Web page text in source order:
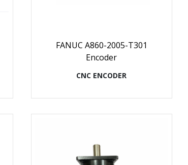
FANUC A860-2005-T301
Encoder
CNC ENCODER